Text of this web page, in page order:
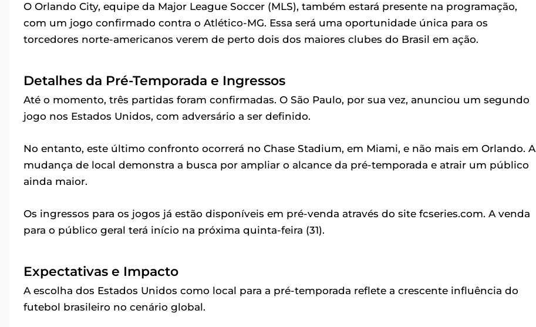
O Orlando City, equipe da Major League Soccer (MLS), também estará presente na programação,
com um jogo confirmado contra o Atlético-MG. Essa será uma oportunidade única para os
torcedores norte-americanos verem de perto dois dos maiores clubes do Brasil em ação.
Detalhes da Pré-Temporada e Ingressos
Até o momento, três partidas foram confirmadas. O São Paulo, por sua vez, anunciou um segundo
jogo nos Estados Unidos, com adversário a ser definido.
No entanto, este último confronto ocorrerá no Chase Stadium, em Miami, e não mais em Orlando. A
mudança de local demonstra a busca por ampliar o alcance da pré-temporada e atrair um público
ainda maior.
Os ingressos para os jogos já estão disponíveis em pré-venda através do site fcseries.com. A venda
para o público geral terá início na próxima quinta-feira (31).
Expectativas e Impacto
A escolha dos Estados Unidos como local para a pré-temporada reflete a crescente influência do
futebol brasileiro no cenário global.